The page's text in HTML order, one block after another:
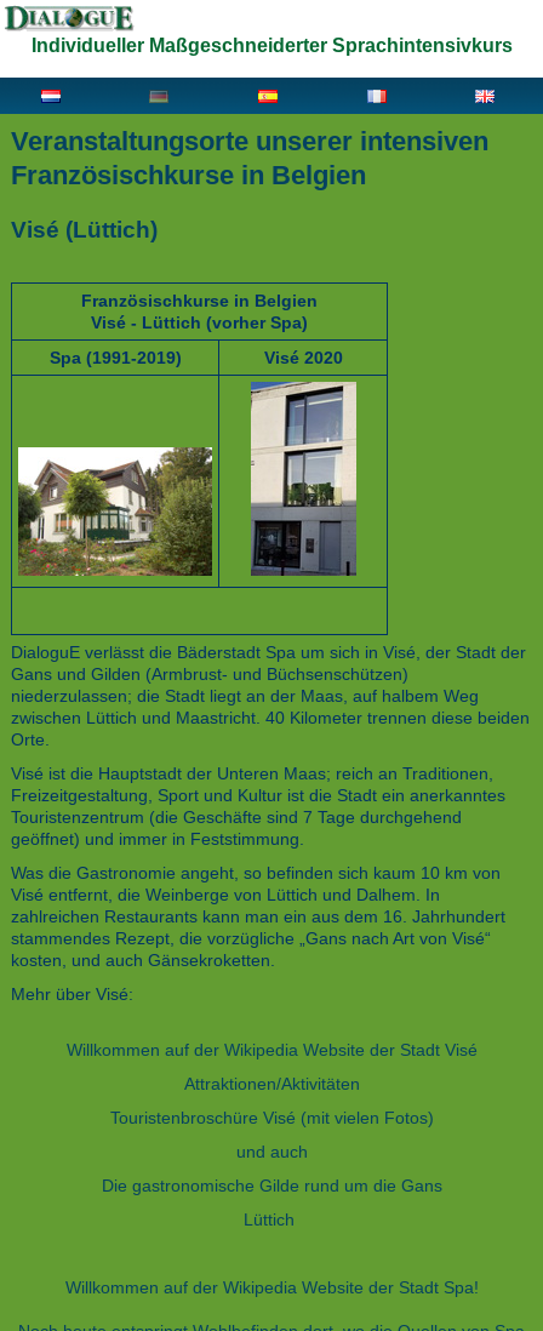
Individueller Maßgeschneiderter Sprachintensivkurs
Veranstaltungsorte unserer intensiven
Französischkurse in Belgien
Visé (Lüttich)
Französischkurse in Belgien
Visé - Lüttich (vorher Spa)
Spa (1991-2019)
Visé 2020
DialoguE verlässt die Bäderstadt Spa um sich in Visé, der Stadt der
Gans und Gilden (Armbrust- und Büchsenschützen)
niederzulassen; die Stadt liegt an der Maas, auf halbem Weg
zwischen Lüttich und Maastricht. 40 Kilometer trennen diese beiden
Orte.
Visé ist die Hauptstadt der Unteren Maas; reich an Traditionen,
Freizeitgestaltung, Sport und Kultur ist die Stadt ein anerkanntes
Touristenzentrum (die Geschäfte sind 7 Tage durchgehend
geöffnet) und immer in Feststimmung.
Was die Gastronomie angeht, so befinden sich kaum 10 km von
Visé entfernt, die Weinberge von Lüttich und Dalhem. In
zahlreichen Restaurants kann man ein aus dem 16. Jahrhundert
stammendes Rezept, die vorzügliche „Gans nach Art von Visé“
kosten, und auch Gänsekroketten.
Mehr über Visé:
Willkommen auf der Wikipedia Website der Stadt Visé
Attraktionen/Aktivitäten
Touristenbroschüre Visé (mit vielen Fotos)
und auch
Die gastronomische Gilde rund um die Gans
Lüttich
Willkommen auf der Wikipedia Website der Stadt Spa!